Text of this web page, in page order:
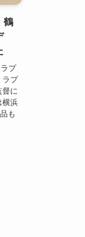
鶴
プ
ラプ
に
横浜
も